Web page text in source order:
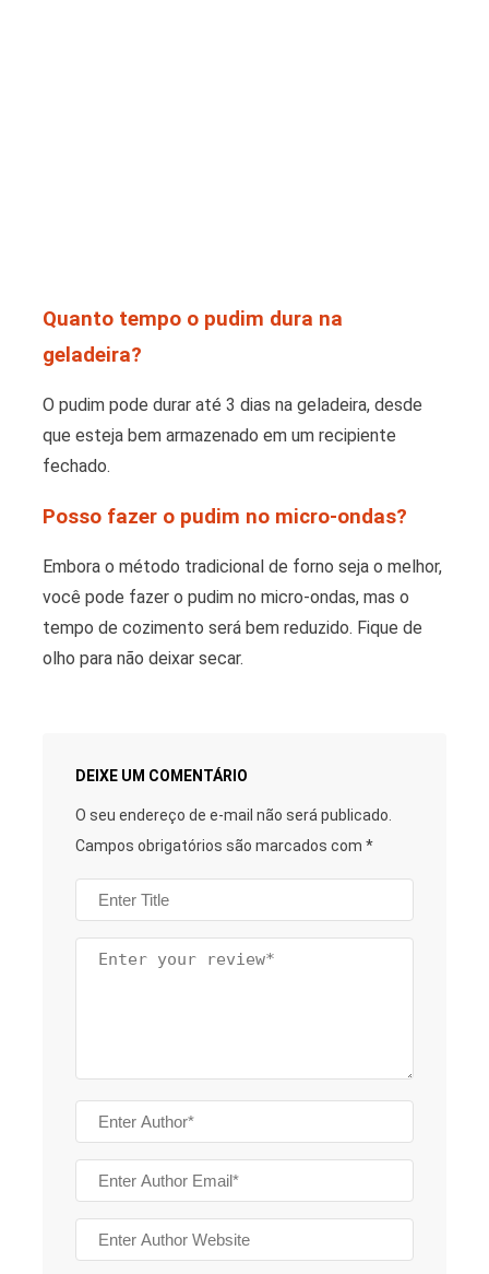
Quanto tempo o pudim dura na
geladeira?
O pudim pode durar até 3 dias na geladeira, desde
que esteja bem armazenado em um recipiente
fechado.
Posso fazer o pudim no micro-ondas?
Embora o método tradicional de forno seja o melhor,
você pode fazer o pudim no micro-ondas, mas o
tempo de cozimento será bem reduzido. Fique de
olho para não deixar secar.
DEIXE UM COMENTÁRIO
O seu endereço de e-mail não será publicado.
Campos obrigatórios são marcados com *